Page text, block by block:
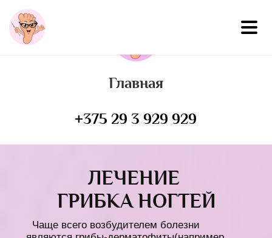
Главная
+375 29 3 929 929
ЛЕЧЕНИЕ
ГРИБКА НОГТЕЙ
Чаще всего возбудителем болезни